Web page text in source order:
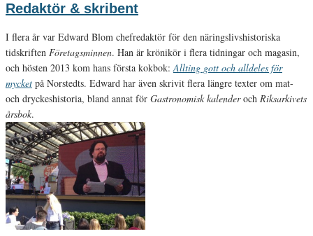
Redaktör & skribent
I flera år var Edward Blom chefredaktör för den näringslivshistoriska
tidskriften Företagsminnen. Han är krönikör i flera tidningar och magasin,
och hösten 2013 kom hans första kokbok:Allting gott och alldeles för
mycket på Norstedts. Edward har även skrivit flera längre texter om mat-
och dryckeshistoria, bland annat för Gastronomisk kalenderoch Riksarkivets
årsbok.